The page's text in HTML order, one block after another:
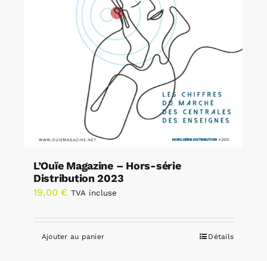
L’Ouïe Magazine – Hors-série
Distribution 2023
19,00 € TVA incluse
Ajouter au panier Détails